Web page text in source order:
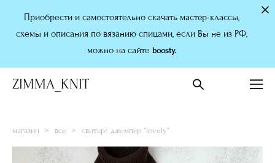
Приобрести и самостоятельно скачать мастер-классы,
схемы и описания по вязанию спицами, если Вы не из РФ,
можно на сайте boosty.
ZIMMA_KNIT
магазин > все > свитер/ джемпер "lovely"